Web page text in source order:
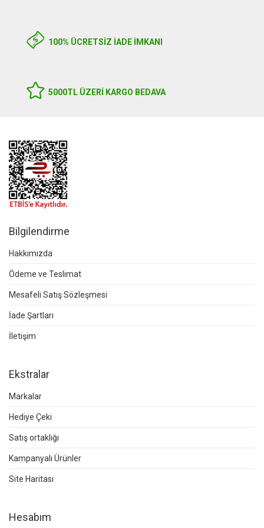
100% ÜCRETSİZ İADE İMKANI
5000TL ÜZERI KARGO BEDAVA
Bilgilendirme
Hakkımızda
Ödeme ve Teslimat
Mesafeli Satış Sözleşmesi
İade Şartları
İletişim
Ekstralar
Markalar
Hediye Çeki
Satış ortaklığı
Kampanyalı Ürünler
Site Haritası
Hesabım